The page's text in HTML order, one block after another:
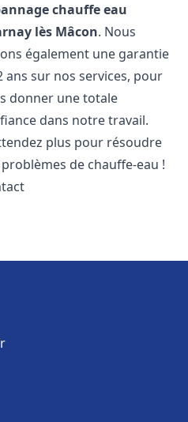
chauffe eau
lès Mâcon. Nous
également une garantie
ans sur nos services, pour
donner une totale
dans notre travail.
plus pour résoudre
de chauffe-eau !